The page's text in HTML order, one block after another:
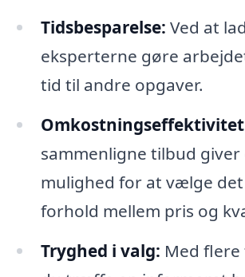
Tidsbesparelse: Ved at
eksperterne gøre
tid til andre opgaver.
sammenligne tilbud giver
mulighed for at vælge
forhold mellem pris og
Tryghed i valg: Med